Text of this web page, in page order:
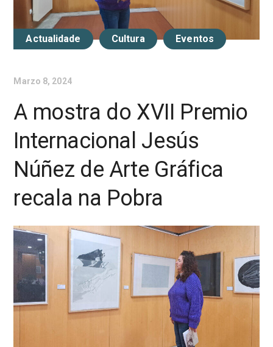
Actualidade Cultura Eventos
Marzo 8, 2024
A mostra do XVII Premio
Internacional Jesús
Núñez de Arte Gráfica
recala na Pobra